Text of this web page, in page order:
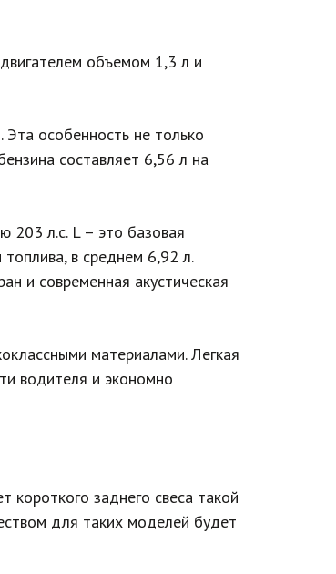
объемом 1,3 л и
особенность не только
составляет 6,56 л на
203 л.с. L – это базовая
в среднем 6,92 л.
и современная акустическая
материалами. Легкая
водителя и экономно
короткого заднего свеса такой
для таких моделей будет